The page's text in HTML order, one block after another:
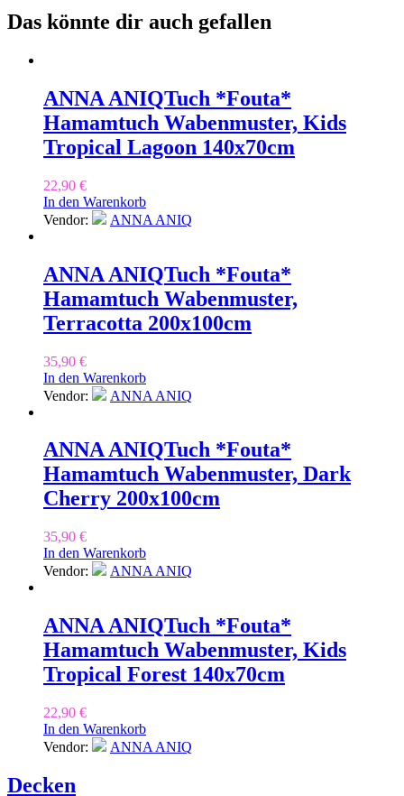
Das könnte dir auch gefallen
ANNA ANIQTuch *Fouta*
Hamamtuch Wabenmuster, Kids
Tropical Lagoon 140x70cm
22,90 €
In den Warenkorb
Vendor:
ANNA ANIQ
ANNA ANIQTuch *Fouta*
Hamamtuch Wabenmuster,
Terracotta 200x100cm
35,90 €
In den Warenkorb
Vendor:
ANNA ANIQ
ANNA ANIQTuch *Fouta*
Hamamtuch Wabenmuster, Dark
Cherry 200x100cm
35,90 €
In den Warenkorb
Vendor:
ANNA ANIQ
ANNA ANIQTuch *Fouta*
Hamamtuch Wabenmuster, Kids
Tropical Forest 140x70cm
22,90 €
In den Warenkorb
Vendor:
ANNA ANIQ
Decken